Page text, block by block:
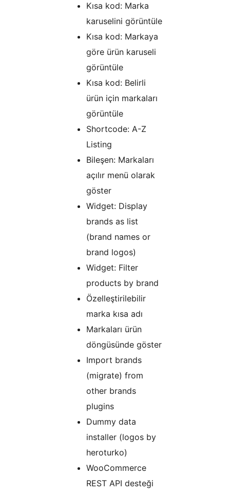
Kısa kod: Marka
karuselini görüntüle
Kısa kod: Markaya
göre ürün karuseli
görüntüle
Kısa kod: Belirli
ürün için markaları
görüntüle
Shortcode: A-Z
Listing
Bileşen: Markaları
açılır menü olarak
göster
Widget: Display
brands as list
(brand names or
brand logos)
Widget: Filter
products by brand
Özelleştirilebilir
marka kısa adı
Markaları ürün
döngüsünde göster
Import brands
(migrate) from
other brands
plugins
Dummy data
installer (logos by
heroturko)
WooCommerce
REST API desteği